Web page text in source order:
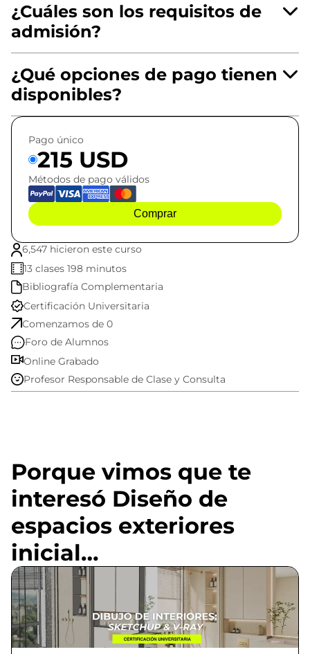
¿Cuáles son los requisitos de
admisión?
¿Qué opciones de pago tienen
disponibles?
Pago único
215 USD
Métodos de pago válidos
Comprar
6,547 hicieron este curso
13 clases 198 minutos
Bibliografía Complementaria
Certificación Universitaria
Comenzamos de 0
Foro de Alumnos
Online Grabado
Profesor Responsable de Clase y Consulta
Porque vimos que te
interesó Diseño de
espacios exteriores
inicial…